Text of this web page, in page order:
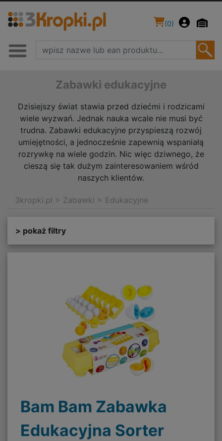
(0)
Zabawki edukacyjne
Dzisiejszy świat stawia przed dziećmi i rodzicami
wiele wyzwań. Jednak nauka wcale nie musi być
trudna. Zabawki edukacyjne przyspieszą rozwój
umiejętności, a jednocześnie zapewnią wspaniałą
rozrywkę na wiele godzin. Nic więc dziwnego, że
cieszą się tak dużym zainteresowaniem wśród
naszych klientów.
3kropki.pl > Zabawki > Edukacyjne
> pokaż filtry
Bam Bam Zabawka
Edukacyjna Sorter